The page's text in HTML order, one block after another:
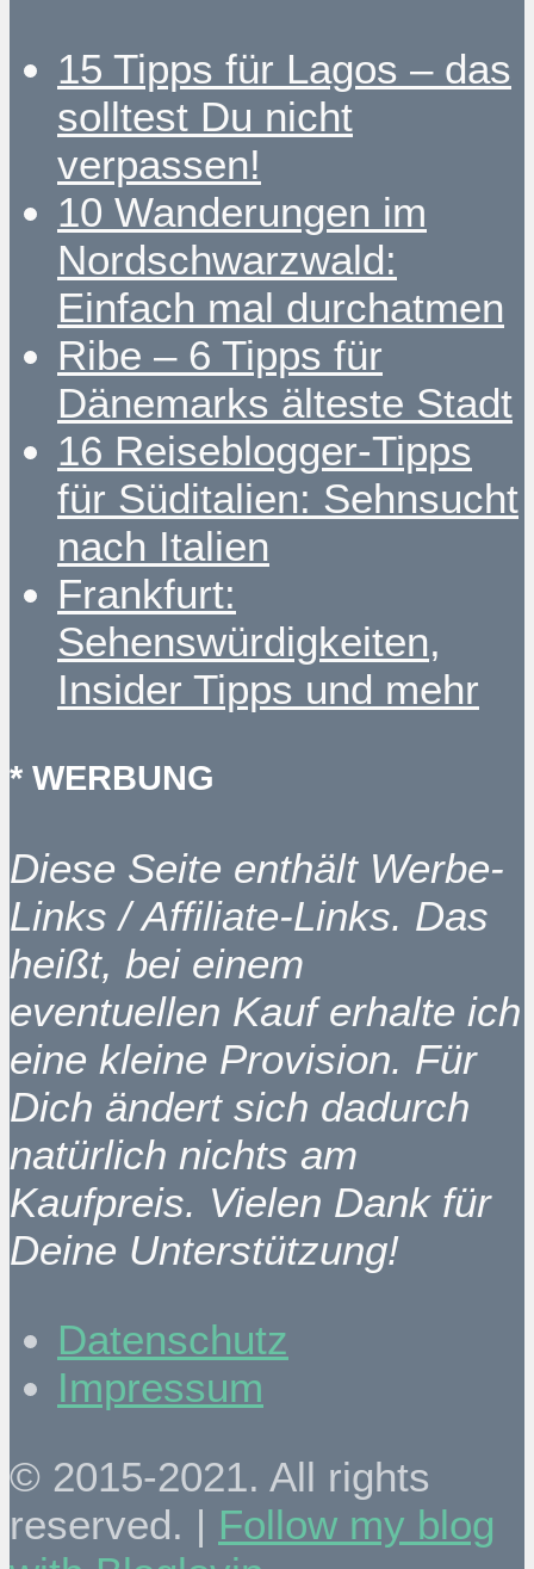
15 Tipps für Lagos – das
solltest Du nicht
verpassen!
10 Wanderungen im
Nordschwarzwald:
Einfach mal durchatmen
Ribe – 6 Tipps für
Dänemarks älteste Stadt
16 Reiseblogger-Tipps
für Süditalien: Sehnsucht
nach Italien
Frankfurt:
Sehenswürdigkeiten,
Insider Tipps und mehr
* WERBUNG
Diese Seite enthält Werbe-
Links / Affiliate-Links. Das
heißt, bei einem
eventuellen Kauf erhalte ich
eine kleine Provision. Für
Dich ändert sich dadurch
natürlich nichts am
Kaufpreis. Vielen Dank für
Deine Unterstützung!
Datenschutz
Impressum
© 2015-2021. All rights
reserved. | Follow my blog